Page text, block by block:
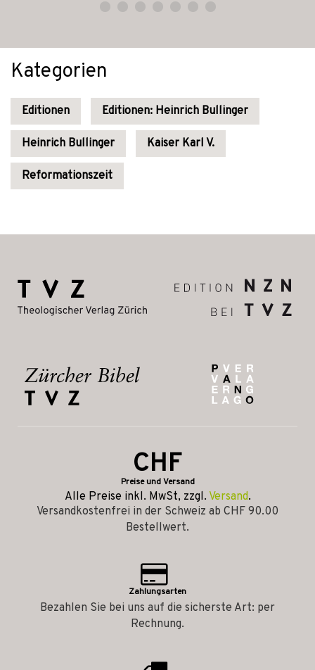
Kategorien
Editionen Editionen: Heinrich Bullinger
Heinrich Bullinger Kaiser Karl V.
Reformationszeit
CHF
Preise und Versand
Alle Preise inkl. MwSt, zzgl. Versand.
Versandkostenfrei in der Schweiz ab CHF 90.00
Bestellwert.
Zahlungsarten
Bezahlen Sie bei uns auf die sicherste Art: per
Rechnung.